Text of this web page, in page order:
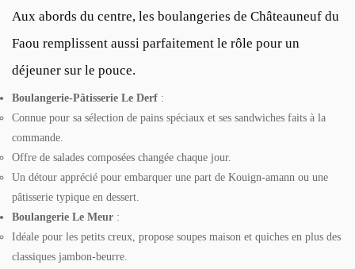
Aux abords du centre, les boulangeries de Châteauneuf du
Faou remplissent aussi parfaitement le rôle pour un
déjeuner sur le pouce.
Boulangerie-Pâtisserie Le Derf :
Connue pour sa sélection de pains spéciaux et ses sandwiches faits à la
commande.
Offre de salades composées changée chaque jour.
Un détour apprécié pour embarquer une part de Kouign-amann ou une
pâtisserie typique en dessert.
Boulangerie Le Meur :
Idéale pour les petits creux, propose soupes maison et quiches en plus des
classiques jambon-beurre.